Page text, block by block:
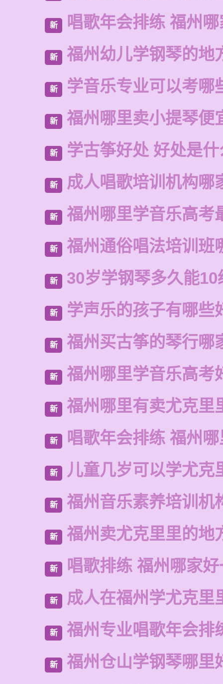
新 唱歌年会排练 福州
新 福州幼儿学钢琴的地
新 学音乐专业可以考哪
新 福州哪里卖小提琴便
新 学古筝好处 好处是什
新 成人唱歌培训机构哪
新 福州哪里学音乐高考
新 福州通俗唱法培训班
新 30岁学钢琴多久能10
新 学声乐的孩子有哪些
新 福州买古筝的琴行哪
新 福州哪里学音乐高考
新 福州哪里有卖尤克里
新 唱歌年会排练 福州
新 儿童几岁可以学尤克
新 福州音乐素养培训机
新 福州卖尤克里里的地
新 唱歌排练 福州哪家
新 成人在福州学尤克里
新 福州专业唱歌年会排
新 福州仓山学钢琴哪里